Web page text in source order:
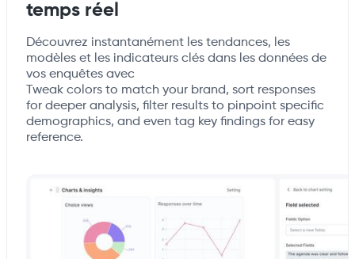
temps réel
Découvrez instantanément les tendances, les
modèles et les indicateurs clés dans les données de
vos enquêtes avec
Tweak colors to match your brand, sort responses
for deeper analysis, filter results to pinpoint specific
demographics, and even tag key findings for easy
reference.